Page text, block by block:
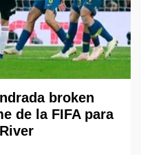
broken
de la FIFA para